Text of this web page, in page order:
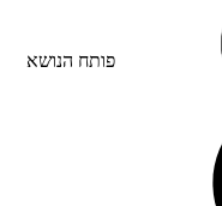
פותח הנושא